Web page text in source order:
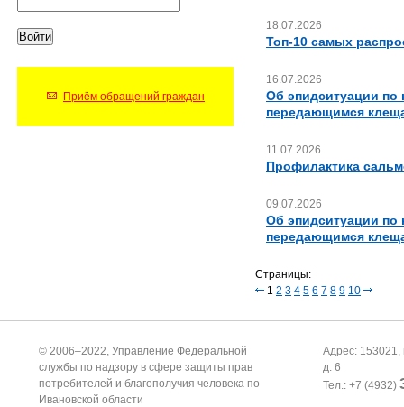
Приём обращений граждан
18.07.2026
Топ-10 самых
16.07.2026
Об эпидситуации по
передающимся
11.07.2026
Профилактика
09.07.2026
Об эпидситуации по
передающимся
Страницы:
1 2 3 4 5 6 7 8 9 10
© 2006–2022, Управление Федеральной
службы по надзору в сфере защиты прав
потребителей и благополучия человека по
Ивановской области
Адрес: 153021,
д. 6
Тел.: +7 (4932)